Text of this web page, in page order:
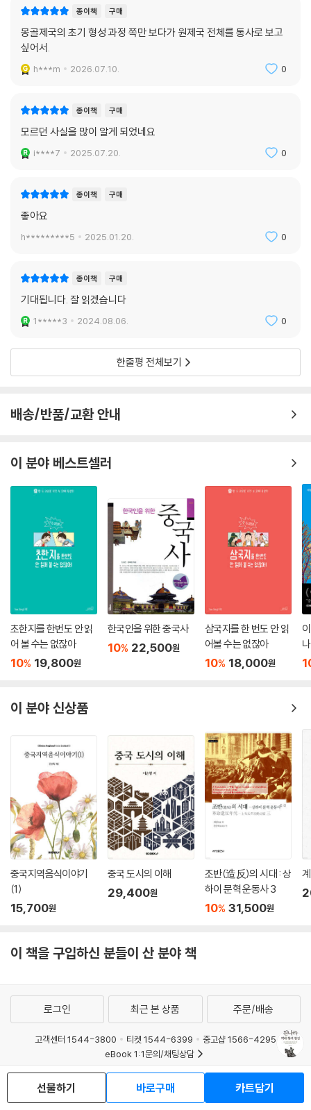
로 국고에 비축한 재화를 아낌없이 방출하고 흥청망청 낭비했다. 그 결과
원나라는 건국 초기부터 심각한 재정난에 시달렸다. 재정난을 타개하고자
화폐 개혁을 단행했으나 오히려 통화 팽창으로 인해 원나라 말기에 이르러
국교가 된 이후에 역대 황제들은 티베트 불교의 최고 지도자를 제사(帝
師)로 모시고 극진하게 예우했다. 그들은 불사(佛事)를 황제의 절대적 권
궁의 수많은 사찰에서도 수시로 불사를 벌였다. 불사를 열 때마다 막대한
저질렀으며 심각한 민폐를 끼쳤다. 원나라는 불교 때문에 망했다는 얘기가
있을 정도였다.
넷째, 원나라의 지배 계급은 한족을 거칠게 다루었다. 한족 출신 유학자들
과거제를 실시하여 한족 지식인들의 벼슬길을 열어주었지만, 이것도 아주
도였다. 원나라 조정은 시대에 따라 한족은 창과 칼, 말, 철제 도구 등 무기
로 전용될 수 있는 것들을 소유하지 못하게 했다. 원나라 말기에 이르러 한
었다. 몽골족의 한족에 대한 차별과 박해는 결과적으로 원나라의 수명을
단축하였다.
그런데 역사적 관점에서 몽골족의 원나라와 만주족(여진족)의 청나라를
비교해 보면, 몽골족이 정체성을 잃지 않고 한족 문명에 완전히 동화되지
족은 청나라를 건국하고 스스로 한족 문명에 동화되는 길을 걸었다. 오늘
의 언어와 문화를 상실했으며, 성씨도 한족 성씨로 바꾸어 완전히 한족으
로 동화되고 말았다. 원나라도 한법파가 국정의 주도 세력으로 뿌리를 내
렸다면 청나라와 같은 운명이 되지 않았을까.
원나라는 고려와도 불가분의 역사 관계를 맺었다. 13∼14세기에 몽골 제
국의 군대는 천하무적이었다. 칭기즈 칸과 그의 후예들은 천리마를 타고
각국의 성읍을 유린했다. 그런데 그들의 공성 전략은 의외로 간단했다. 항
복하면 생존권과 자치권을 보장해주고, 저항하면 씨를 말렸다. 그들에게
저항하다가 멸절된 민족도 있었다. 그런데 고려의 대몽 항쟁은 무려 42년
동안 지속되었다. 결국 고려는 원나라에 굴복하여 신하를 칭했지만, 종묘
사직을 지켰다. 인구 등 모든 면에서 원나라와 비교하여 조족지혈이었던
로 받들어 모시겠다는 얘기를 듣고 극도로 흥분했다. 천하의 당 태종 이세
았다는 기쁨이었다.
그는 원나라를 건국하는 과정에서 고려의 복속을 정치적 자산으로 삼았다.
또 고려 왕을 사위로 삼고 고려를 부마국으로 특별 대우했다. 고려는 명분
을 양보하고 실리를 택했다. 원나라 조정에는 고려 출신 환관, 후궁들이 많
았다. 그들 중에는 황제의 총애를 받아 고위 관리가 되어 조정의 실세가 되
거나 황후가 된 인물이 있었다. 기황후가 대표적인 인물이다. 원나라 후기
에 이르러 그녀와 고려 출신 환관들이 사실상 원나라를 간접 통치했다. 우
리나라의 역사 인물 중에서 중국을 다스린 유일한 인물은 기황후였다. 또
중국에 최초로 ‘한류’를 전파한 사람들도 그녀와 고려 출신 환관, 궁녀들이
었다. 고려와 원나라의 관계사를 천착하면 고려가 얼마나 대단한 ‘강소
본서는 『원사(元史)』 등 역사서의 내용을 근거로 역대 황제들을 중심으로
객관적으로 기술했다. 또 난해한 한문을 가능한 한 쉬운 한글로 풀어써 한
문이 낯선 세대에게 조금이나마 도움이 되고자 하였다.
종이책 구매
몽골제국의 초기 형성 과정 쪽만 보다가 원제국 전체를 통사로 보고
싶어서.
h***m 2026.07.10. 0
종이책 구매
모르던 사실을 많이 알게 되었네요
i****7 2025.07.20. 0
종이책 구매
좋아요
h*********5 2025.01.20. 0
종이책 구매
기대됩니다. 잘 읽겠습니다
1*****3 2024.08.06. 0
한줄평 전체보기
배송/반품/교환 안내
이 분야 베스트셀러
초한지를 한번도 안 읽
어 볼 수는 없잖아
10% 19,800원
한국인을 위한 중국사
10% 22,500원
삼국지를 한 번도 안 읽
어볼 수는 없잖아
10% 18,000원
이 분야 신상품
중국지역음식이야기
(1)
15,700원
중국 도시의 이해
29,400원
조반(造反)의 시대 : 상
하이 문혁 운동사 3
10% 31,500원
이 책을 구입하신 분들이 산 분야 책
선물하기 바로구매 카트담기
로그인 최근 본 상품 주문/배송
고객센터 1544-3800 티켓 1544-6399
중고샵 1566-4295
eBook 1:1문의/채팅상담
예스이십사(주) 사업자 정보
이용약관
개인정보처리방침
청소년보호정책